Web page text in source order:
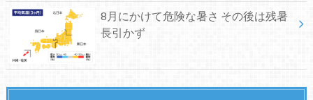
8月にかけて危険な暑さ その後は残暑
長引かず